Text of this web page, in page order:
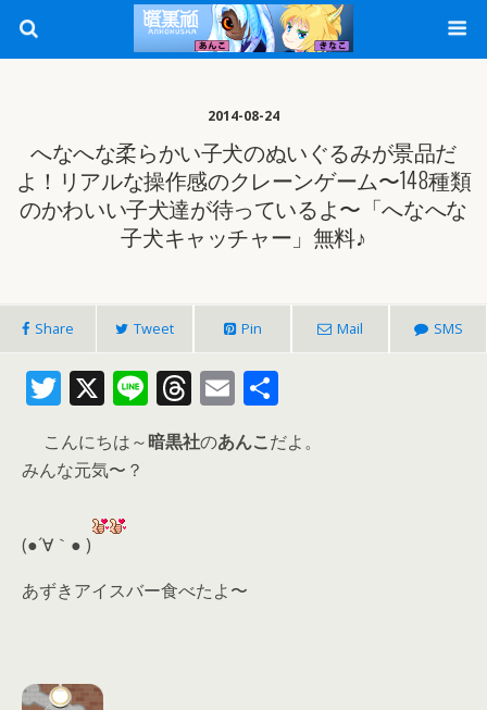
2014-08-24
へなへな柔らかい子犬のぬいぐるみが景品だ
よ！リアルな操作感のクレーンゲーム〜148種類
のかわいい子犬達が待っているよ〜「へなへな
子犬キャッチャー」無料♪
Share Tweet Pin Mail SMS
T
w
itt
er
X Li
n
e
T
h
re
E
m
ai
有
こんにちは～暗黒社のあんこだよ。
みんな元気〜？
(●´∀｀● )
あずきアイスバー食べたよ〜